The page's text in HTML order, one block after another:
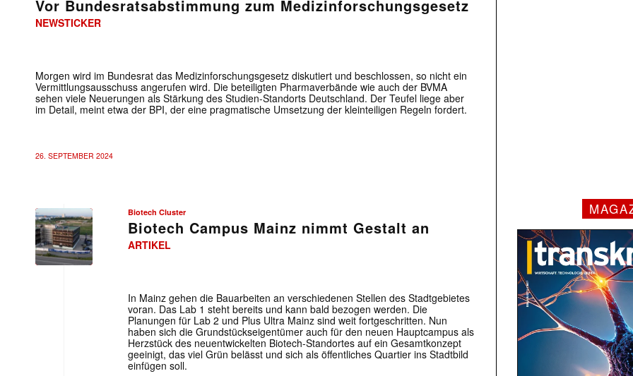
Vor Bundesratsabstimmung zum Medizinforschungsgesetz
NEWSTICKER
Morgen wird im Bundesrat das Medizinforschungsgesetz diskutiert und beschlossen, so nicht ein
Vermittlungsausschuss angerufen wird. Die beteiligten Pharmaverbände wie auch der BVMA
sehen viele Neuerungen als Stärkung des Studien-Standorts Deutschland. Der Teufel liege aber
im Detail, meint etwa der BPI, der eine pragmatische Umsetzung der kleinteiligen Regeln fordert.
26. SEPTEMBER 2024
Biotech Cluster
Biotech Campus Mainz nimmt Gestalt an
ARTIKEL
In Mainz gehen die Bauarbeiten an verschiedenen Stellen des Stadtgebietes
voran. Das Lab 1 steht bereits und kann bald bezogen werden. Die
Planungen für Lab 2 und Plus Ultra Mainz sind weit fortgeschritten. Nun
haben sich die Grundstückseigentümer auch für den neuen Hauptcampus als
Herzstück des neuentwickelten Biotech-Standortes auf ein Gesamtkonzept
geeinigt, das viel Grün belässt und sich als öffentliches Quartier ins Stadtbild
einfügen soll.